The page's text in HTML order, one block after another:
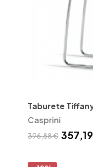
Taburete
Casprini
396,88 €